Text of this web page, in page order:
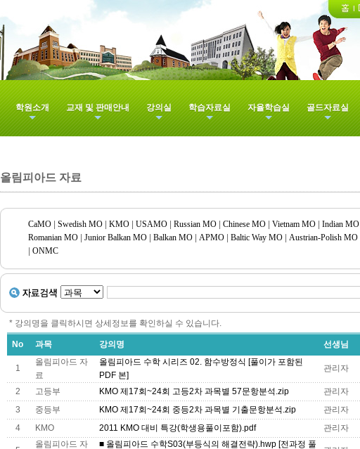
학원소개 교재 및 판매안내 강의실 학습자료실 자율학습실 골드자료실
올림피아드 자료
CaMO Swedish MO KMO USAMO Russian MO Chinese MO Vietnam MO Indian MO
Romanian MO
Junior Balkan MO Balkan MO APMO Baltic Way MO Austrian-Polish MO
ONMC
* 강의명을 클릭하시면 상세정보를 확인하실 수 있습니다.
No 과목 강의명 선생님
1
올림피아드 자
료
올림피아드 수학 시리즈 02. 함수방정식 [풀이가 포함된
PDF 본]
관리자
2 고등부 KMO 제17회~24회 고등2차 과목별 57문항분석.zip 관리자
3
중등부 KMO 제17회~24회 중등2차 과목별 기출문항분석.zip 관리자
4
KMO 2011 KMO 대비 특강(학생용풀이포함).pdf 관리자
올림피아드 자
■ 올림피아드 수학S03(부등식의 해결전략).hwp [전과정 풀